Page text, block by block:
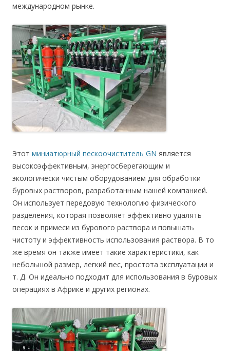
международном рынке.
Этот миниатюрный пескоочиститель GN является
высокоэффективным, энергосберегающим и
экологически чистым оборудованием для обработки
буровых растворов, разработанным нашей компанией.
Он использует передовую технологию физического
разделения, которая позволяет эффективно удалять
песок и примеси из бурового раствора и повышать
чистоту и эффективность использования раствора. В то
же время он также имеет такие характеристики, как
небольшой размер, легкий вес, простота эксплуатации и
т. Д. Он идеально подходит для использования в буровых
операциях в Африке и других регионах.